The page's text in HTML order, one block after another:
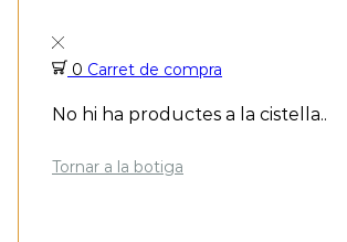
0 Carret de compra
No hi ha productes a la cistella..
Tornar a la botiga